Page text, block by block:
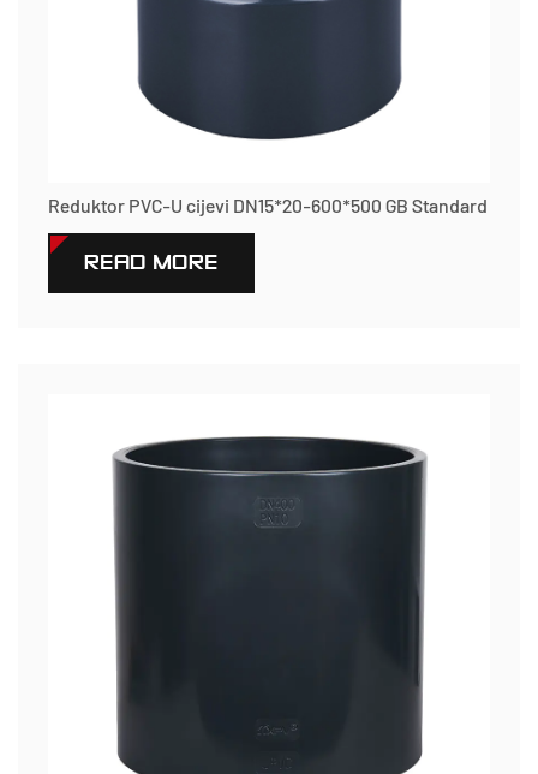
Reduktor PVC-U cijevi DN15*20-600*500 GB Standard
READ MORE